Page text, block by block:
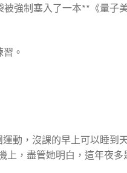
強制塞入了一本**《量子
。
動，沒課的早上可以睡到
，盡管她明白，這年夜多